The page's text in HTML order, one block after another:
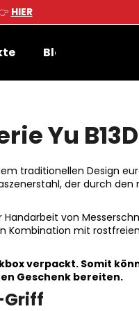
HIER
Blog
Yu
traditionellen Design
der durch den
Handarbeit von
Kombination mit
verpackt. Somit
Geschenk bereiten.
Griff